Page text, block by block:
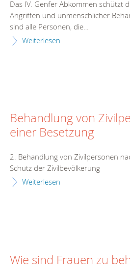
Das IV. Genfer Abkommen schützt
Angriffen und unmenschlicher
sind alle Personen, die…
Weiterlesen
Behandlung von
einer Besetzung
2. Behandlung von Zivilpersonen
Schutz der Zivilbevölkerung
Weiterlesen
Wie sind Frauen zu